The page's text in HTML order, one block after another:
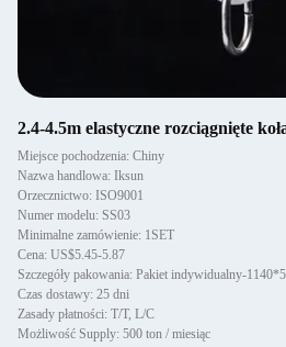
2.4-4.5m elastyczne rozciągnięte
Miejsce pochodzenia: Chiny
Nazwa handlowa: Iksun
Orzecznictwo: ISO9001
Numer modelu: SS03
Minimalne zamówienie: 1SET
Cena: US$5.45-5.87
Szczegóły pakowania: Pakiet indywidualny-
Czas dostawy: 25 dni
Zasady płatności: T/T, L/C
Możliwość Supply: 500 ton / miesiąc